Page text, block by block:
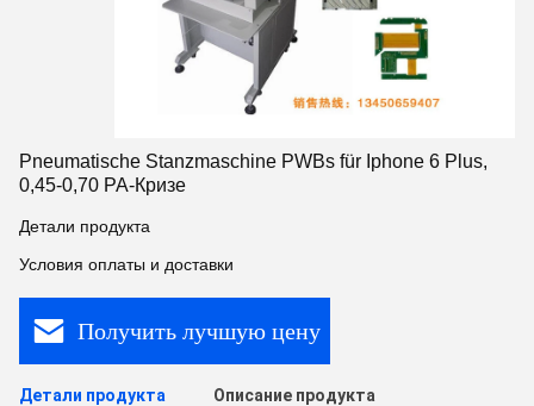
Pneumatische Stanzmaschine PWBs für Iphone 6 Plus,
0,45-0,70 PA-Кризе
Детали продукта
Условия оплаты и доставки
Получить лучшую цену
Детали продукта Описание продукта